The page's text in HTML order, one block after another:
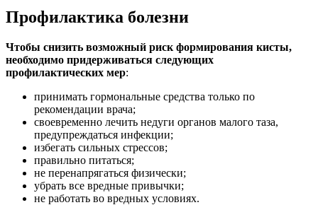
Профилактика болезни
Чтобы снизить возможный риск формирования кисты,
необходимо придерживаться следующих
профилактических мер:
принимать гормональные средства только по
рекомендации врача;
своевременно лечить недуги органов малого таза,
предупреждаться инфекции;
избегать сильных стрессов;
правильно питаться;
не перенапрягаться физически;
убрать все вредные привычки;
не работать во вредных условиях.